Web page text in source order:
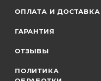
ОПЛАТА И ДОСТАВКА
ГАРАНТИЯ
ОТЗЫВЫ
ПОЛИТИКА